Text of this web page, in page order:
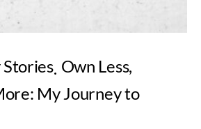
Own Less,
My Journey to